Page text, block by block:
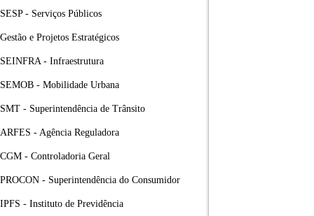
SESP - Serviços Públicos
Gestão e Projetos Estratégicos
SEINFRA - Infraestrutura
SEMOB - Mobilidade Urbana
SMT - Superintendência de Trânsito
ARFES - Agência Reguladora
CGM - Controladoria Geral
PROCON - Superintendência do Consumidor
IPFS - Instituto de Previdência